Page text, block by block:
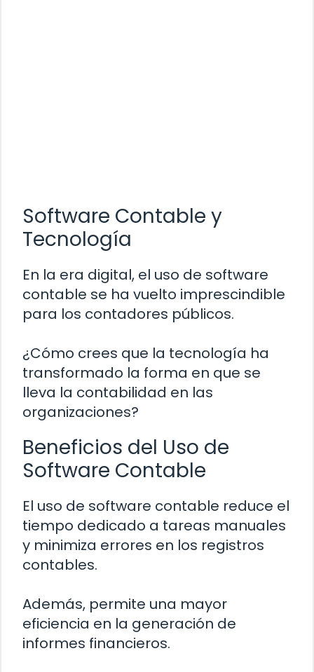
Software Contable y
Tecnología
En la era digital, el uso de software
contable se ha vuelto imprescindible
para los contadores públicos.
¿Cómo crees que la tecnología ha
transformado la forma en que se
lleva la contabilidad en las
organizaciones?
Beneficios del Uso de
Software Contable
El uso de software contable reduce el
tiempo dedicado a tareas manuales
y minimiza errores en los registros
contables.
Además, permite una mayor
eficiencia en la generación de
informes financieros.